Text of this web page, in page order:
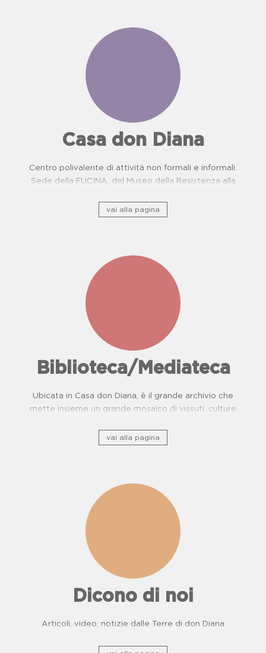
Casa don Diana
Centro polivalente di attività non formali e informali.
Sede della FUCINA, del Museo della Resistenza alla
Oncologiche. Proposte didattiche per scuole.
vai alla pagina
Biblioteca/Mediateca
Ubicata in Casa don Diana, è il grande archivio che
mette insieme un grande mosaico di vissuti, culture
vai alla pagina
Dicono di noi
Articoli, video, notizie dalle Terre di don Diana